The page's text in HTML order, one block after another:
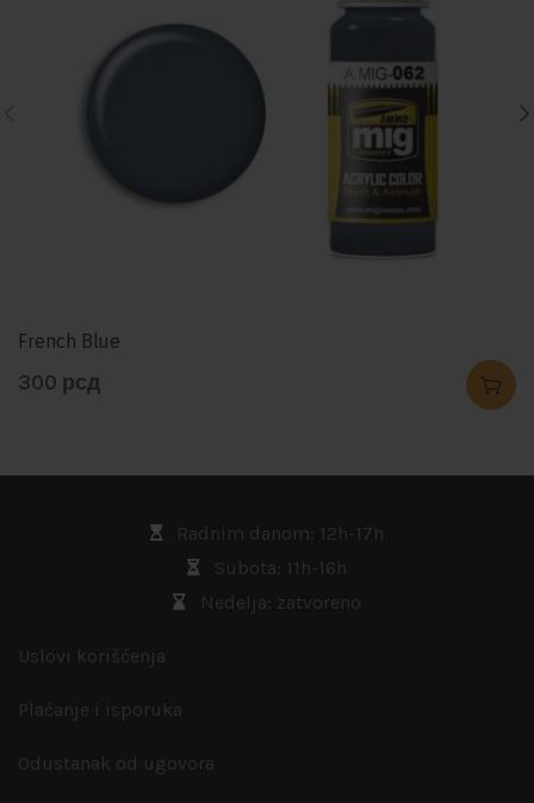
French Blue
300 рсд
Radnim danom: 12h-17h
Subota: 11h-16h
Nedelja: zatvoreno
Uslovi korišćenja
Plaćanje i isporuka
Odustanak od ugovora